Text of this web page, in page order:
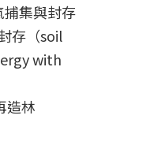
捕集與封存
存（soil
with
造林